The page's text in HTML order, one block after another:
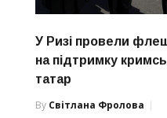
У Ризі провели
на підтримку
татар
By Світлана Фролова